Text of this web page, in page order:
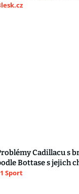
Cadillacu s
Bottase s jejich
Sport